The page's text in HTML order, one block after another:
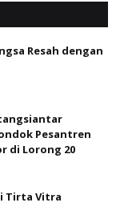
Resah dengan
Pesantren
di Lorong 20
Tirta Vitra